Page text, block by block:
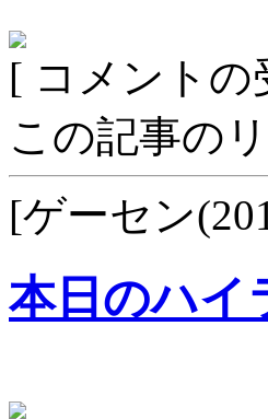
[ コメントの
この記事の
[ゲーセン
本日のハ